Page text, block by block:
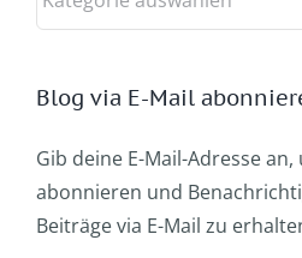
Blog via E-Mail
Gib deine E-Mail-Adresse
abonnieren und
Beiträge via E-Mail zu